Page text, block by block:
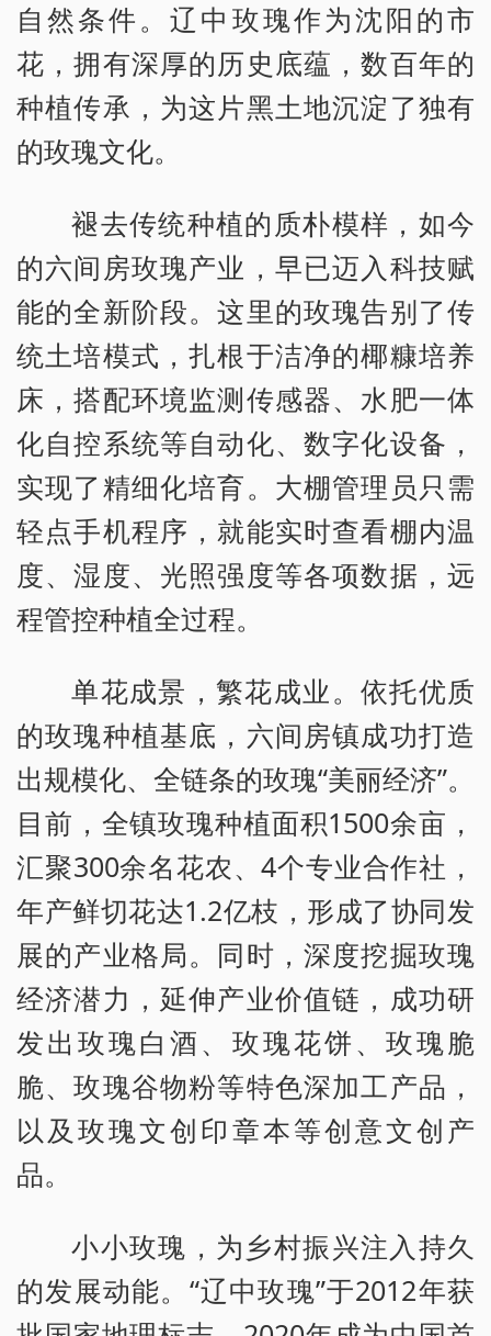
自然条件。辽中玫瑰作为沈阳的市
花，拥有深厚的历史底蕴，数百年的
种植传承，为这片黑土地沉淀了独有
的玫瑰文化。
褪去传统种植的质朴模样，如今
的六间房玫瑰产业，早已迈入科技赋
能的全新阶段。这里的玫瑰告别了传
统土培模式，扎根于洁净的椰糠培养
床，搭配环境监测传感器、水肥一体
化自控系统等自动化、数字化设备，
实现了精细化培育。大棚管理员只需
轻点手机程序，就能实时查看棚内温
度、湿度、光照强度等各项数据，远
程管控种植全过程。
单花成景，繁花成业。依托优质
的玫瑰种植基底，六间房镇成功打造
出规模化、全链条的玫瑰“美丽经济”。
目前，全镇玫瑰种植面积1500余亩，
汇聚300余名花农、4个专业合作社，
年产鲜切花达1.2亿枝，形成了协同发
展的产业格局。同时，深度挖掘玫瑰
经济潜力，延伸产业价值链，成功研
发出玫瑰白酒、玫瑰花饼、玫瑰脆
脆、玫瑰谷物粉等特色深加工产品，
以及玫瑰文创印章本等创意文创产
品。
小小玫瑰，为乡村振兴注入持久
的发展动能。“辽中玫瑰”于2012年获